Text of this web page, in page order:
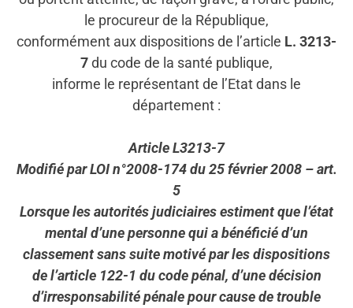
le procureur de la République,
conformément aux dispositions de l’article L. 3213-
7du code de la santé publique,
informe le représentant de l’Etat dans le
département :
Article L3213-7
Modifié par LOI n°2008-174 du 25 février 2008 – art.
5
Lorsque les autorités judiciaires estiment que l’état
mental d’une personne qui a bénéficié d’un
classement sans suite motivé par les dispositions
de l’article 122-1 du code pénal, d’une décision
d’irresponsabilité pénale pour cause de trouble